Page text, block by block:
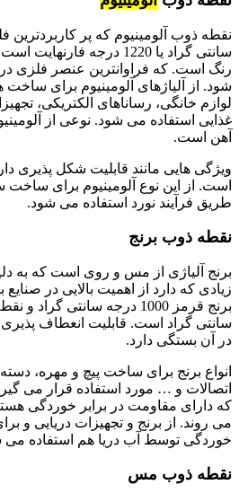
سانتی گراد یا 1220 درجه
رنگ است. که فراوانترین عنصر فلزی
شود. از آلیاژهای آلومینیوم برای ساخت
لوازم خانگی، رساناهای الکتریکی،
غذایی استفاده می شود. نوعی از
آهن است.
ویژگی هایی مانند قابلیت شکل پذیری
است. از این نوع آلومینیوم برای ساخت
طریق فرآیند نورد استفاده می شود.
نقطه ذوب برنج
برنج آلیاژی از مس و روی است که به
زیادی که دارد از اهمیت بالایی در
سانتی گراد است. قابلیت انعطاف
در آن بستگی دارد.
انواع برنج برای ساخت پیچ و مهره،
اتصالات و … مورد استفاده قرار می
که دارای مقاومت در برابر خوردگی
می روند. از برنج و تجهیزات دریایی و
خوردگی توسط آب دریا هم استفاده می
نقطه ذوب مس